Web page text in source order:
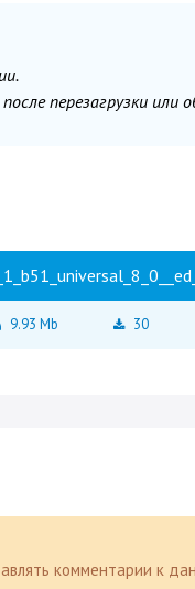
перезагрузки или
9.93 Mb 30
комментарии к